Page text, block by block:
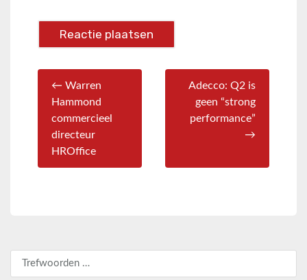
← Warren
Hammond
commercieel
directeur
HROffice
Adecco: Q2 is
geen “strong
performance”
→
Zoeken naar: